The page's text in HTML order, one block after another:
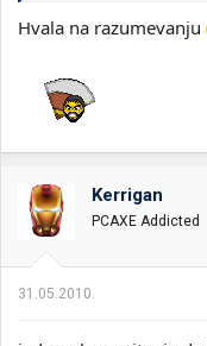
Hvala na razumevanju
Kerrigan
PCAXE Addicted
31.05.2010.